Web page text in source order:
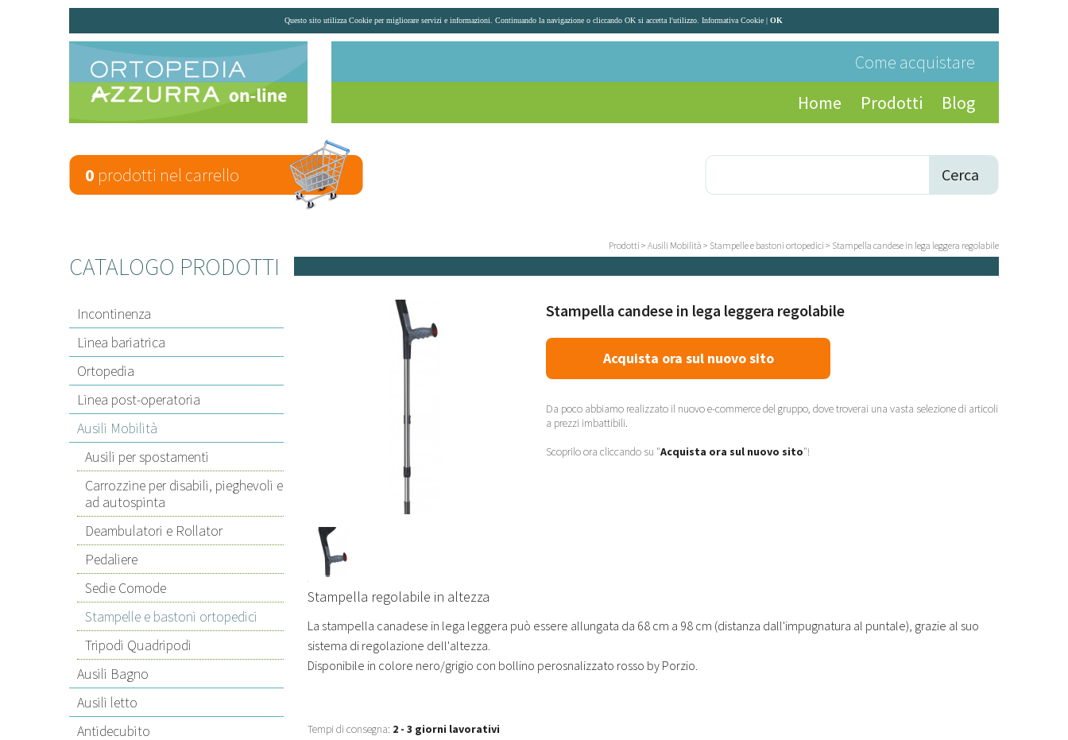
Questo sito utilizza Cookie per migliorare servizi e informazioni. Continuando la navigazione o cliccando OK si accetta l'utilizzo.Informativa Cookie |OK
Come acquistare
Home
Prodotti Blog
0 prodotti nel carrello Cerca
Prodotti > Ausili Mobilità > Stampelle e bastoni ortopedici > Stampella candese in lega leggera regolabile
CATALOGO PRODOTTI
Incontinenza
Linea bariatrica
Ortopedia
Linea post-operatoria
Ausili Mobilità
Ausili per spostamenti
Carrozzine per disabili, pieghevoli e
ad autospinta
Deambulatori e Rollator
Pedaliere
Sedie Comode
Stampelle e bastoni ortopedici
Tripodi Quadripodi
Ausili Bagno
Ausili letto
Antidecubito
Stampella candese in lega leggera regolabile
Acquista ora sul nuovo sito
Da poco abbiamo realizzato il nuovo e-commerce del gruppo, dove troverai una vasta selezione di articoli
a prezzi imbattibili.
Scoprilo ora cliccando su "Acquista ora sul nuovo sito"!
Stampella regolabile in altezza
La stampella canadese in lega leggera può essere allungata da 68 cm a 98 cm (distanza dall'impugnatura al puntale), grazie al suo
sistema di regolazione dell'altezza.
Disponibile in colore nero/grigio con bollino perosnalizzato rosso by Porzio.
Tempi di consegna: 2 - 3 giorni lavorativi